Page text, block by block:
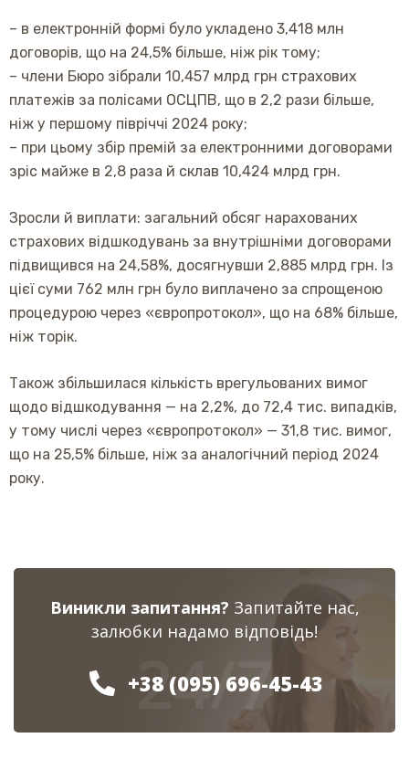
– в електронній формі було укладено 3,418 млн
договорів, що на 24,5% більше, ніж рік тому;
– члени Бюро зібрали 10,457 млрд грн страхових
платежів за полісами ОСЦПВ, що в 2,2 рази більше,
ніж у першому півріччі 2024 року;
– при цьому збір премій за електронними договорами
зріс майже в 2,8 раза й склав 10,424 млрд грн.
Зросли й виплати: загальний обсяг нарахованих
страхових відшкодувань за внутрішніми договорами
підвищився на 24,58%, досягнувши 2,885 млрд грн. Із
цієї суми 762 млн грн було виплачено за спрощеною
процедурою через «європротокол», що на 68% більше,
ніж торік.
Також збільшилася кількість врегульованих вимог
щодо відшкодування — на 2,2%, до 72,4 тис. випадків,
у тому числі через «європротокол» — 31,8 тис. вимог,
що на 25,5% більше, ніж за аналогічний період 2024
року.
Виникли запитання? Запитайте нас,
залюбки надамо відповідь!
+38 (095) 696-45-43
24/7